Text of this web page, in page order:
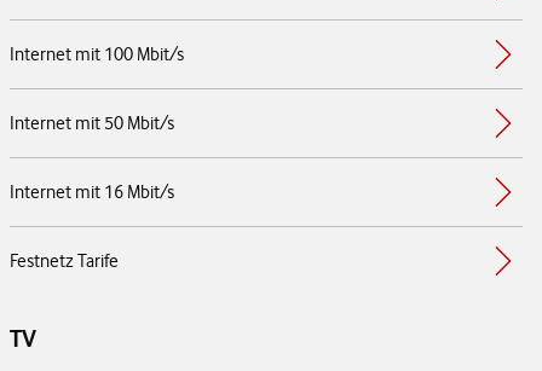
Internet mit 100 Mbit/s
Internet mit 50 Mbit/s
Internet mit 16 Mbit/s
Festnetz Tarife
TV